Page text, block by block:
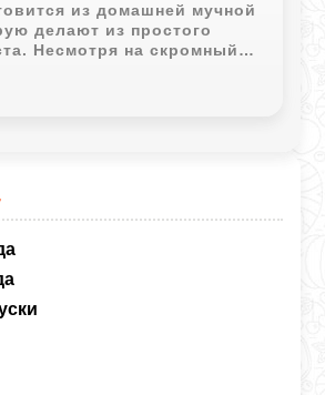
из домашней мучной
делают из простого
Несмотря на скромный
блюдо получается
и очень домашним.